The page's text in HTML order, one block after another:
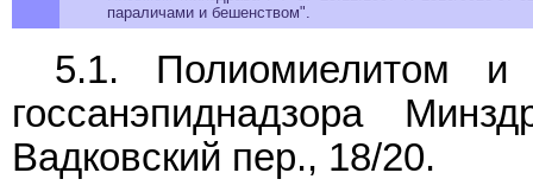
параличами и бешенством".
5.1. Полиомиелитом
госсанэпиднадзора
Вадковский пер., 18/20.